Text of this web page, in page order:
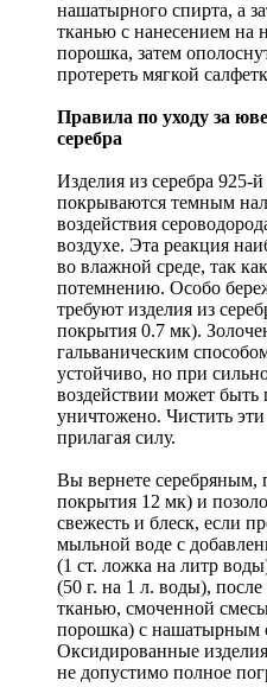
нашатырного спирта, а
тканью с нанесением на
порошка, затем
протереть мягкой
Правила по уходу за
серебра
Изделия из серебра 925-
покрываются темным
воздействия
воздухе. Эта реакция
во влажной среде, так
потемнению. Особо
требуют изделия из
покрытия 0.7 мк).
гальваническим
устойчиво, но при
воздействии может быть
уничтожено. Чистить
прилагая силу.
Вы вернете
покрытия 12 мк) и
свежесть и блеск, если
мыльной воде с
(1 ст. ложка на литр
(50 г. на 1 л. воды),
тканью, смоченной
порошка) с нашатырным
Оксидированные
не допустимо полное